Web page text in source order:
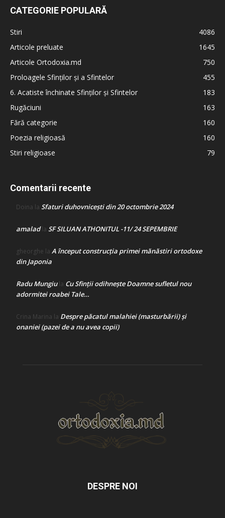
CATEGORIE POPULARĂ
Stiri
4086
Articole preluate
1645
Articole Ortodoxia.md
750
Proloagele Sfinților și a Sfintelor
455
6. Acatiste închinate Sfinților și Sfintelor
183
Rugăciuni
163
Fără categorie
160
Poezia religioasă
160
Stiri religioase
79
Comentarii recente
Doina la Sfaturi duhovnicești din 20 octombrie 2024
amaladla SF SILUAN ATHONITUL -11/ 24 SEPEMBRIE
gheorghe la A început construcţia primei mănăstiri ortodoxe
din Japonia
Radu Mungiula Cu Sfinții odihnește Doamne sufletul nou
adormitei roabei Tale…
Crina Marina la Despre păcatul malahiei (masturbării) şi
onaniei (pazei de a nu avea copii)
DESPRE NOI